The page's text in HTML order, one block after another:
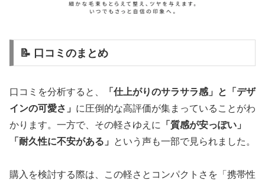
📝 口コミのまとめ
口コミを分析すると、
「仕上がりのサラサラ感」と「デザ
インの可愛さ」 に圧倒的な高評価が集まっていることがわ
かります。一方で、その軽さゆえに
「質感が安っぽい」
「耐久性に不安がある」
という声も一部で見られました。
購入を検討する際は、この軽さとコンパクトさを「携帯性